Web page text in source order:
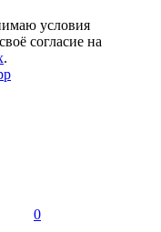
условия
согласие на
.
0